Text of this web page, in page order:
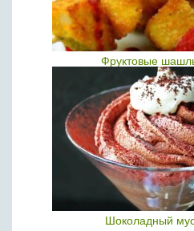
Фруктовые
Шоколадный